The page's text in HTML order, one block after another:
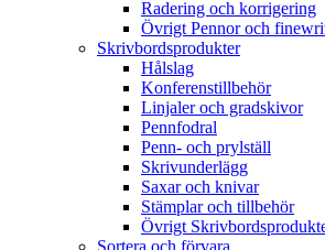
Radering och korrigering
Övrigt Pennor och
Skrivbordsprodukter
Hålslag
Konferenstillbehör
Linjaler och gradskivor
Pennfodral
Penn- och prylställ
Skrivunderlägg
Saxar och knivar
Stämplar och tillbehör
Övrigt
Sortera och förvara